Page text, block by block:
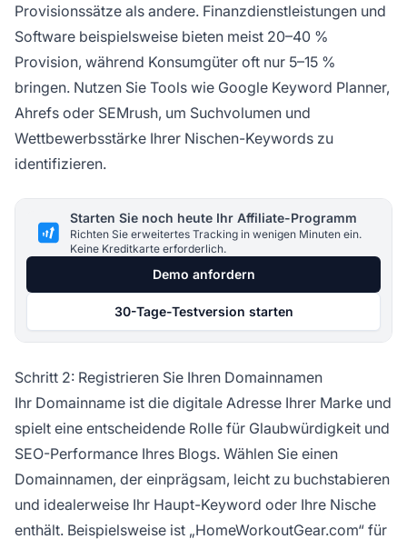
Provisionssätze als andere. Finanzdienstleistungen und
Software beispielsweise bieten meist 20–40 %
Provision, während Konsumgüter oft nur 5–15 %
bringen. Nutzen Sie Tools wie Google Keyword Planner,
Ahrefs oder SEMrush, um Suchvolumen und
Wettbewerbsstärke Ihrer Nischen-Keywords zu
identifizieren.
Starten Sie noch heute Ihr Affiliate-Programm
Richten Sie erweitertes Tracking in wenigen Minuten ein.
Keine Kreditkarte erforderlich.
Demo anfordern
30-Tage-Testversion starten
Schritt 2: Registrieren Sie Ihren Domainnamen
Ihr Domainname ist die digitale Adresse Ihrer Marke und
spielt eine entscheidende Rolle für Glaubwürdigkeit und
SEO-Performance Ihres Blogs. Wählen Sie einen
Domainnamen, der einprägsam, leicht zu buchstabieren
und idealerweise Ihr Haupt-Keyword oder Ihre Nische
enthält. Beispielsweise ist „HomeWorkoutGear.com“ für